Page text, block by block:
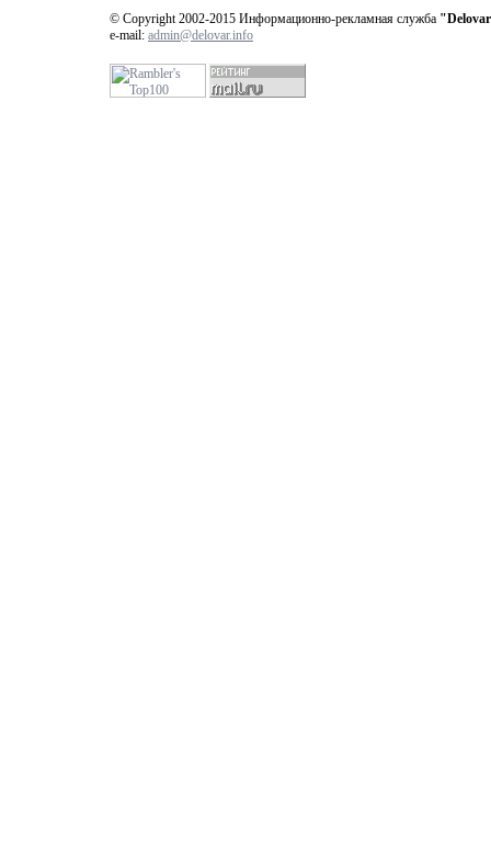
© Copyright 2002-2015 Информационно-рекламная служба
e-mail: admin@delovar.info